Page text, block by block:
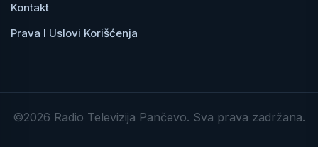
Kontakt
Prava I Uslovi Korišćenja
©2026 Radio Televizija Pančevo. Sva prava zadržana.